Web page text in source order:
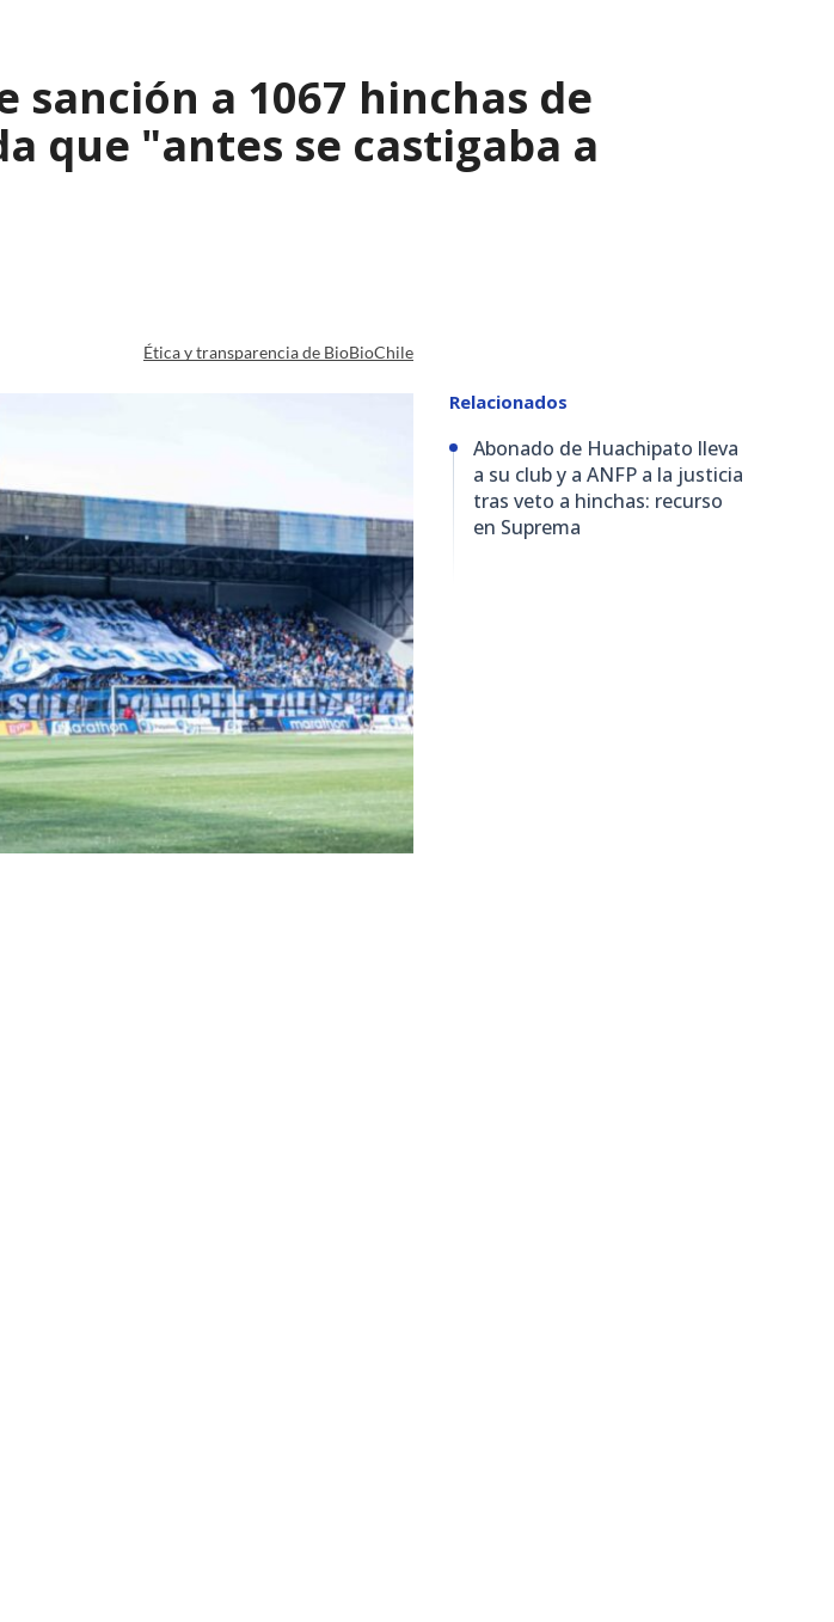
sanción a 1067 hinchas de
que "antes se castigaba a
Ética y transparencia de BioBioChile
Relacionados
Abonado de Huachipato lleva
a su club y a ANFP a la justicia
tras veto a hinchas: recurso
en Suprema